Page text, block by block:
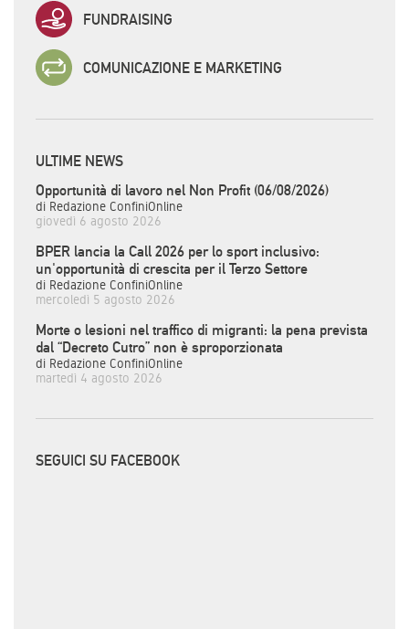
FUNDRAISING
COMUNICAZIONE E MARKETING
ULTIME NEWS
Opportunità di lavoro nel Non Profit (06/08/2026)
di Redazione ConfiniOnline
giovedì 6 agosto 2026
BPER lancia la Call 2026 per lo sport inclusivo:
un'opportunità di crescita per il Terzo Settore
di Redazione ConfiniOnline
mercoledì 5 agosto 2026
Morte o lesioni nel traffico di migranti: la pena prevista
dal “Decreto Cutro” non è sproporzionata
di Redazione ConfiniOnline
martedì 4 agosto 2026
SEGUICI SU FACEBOOK